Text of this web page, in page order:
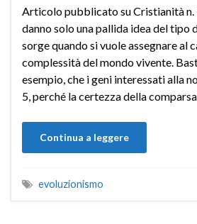
Articolo pubblicato su Cristianità n.
danno solo una pallida idea del tipo
sorge quando si vuole assegnare al
complessità del mondo vivente.
esempio, che i geni interessati alla
5, perché la certezza della
Continua a leggere
evoluzionismo